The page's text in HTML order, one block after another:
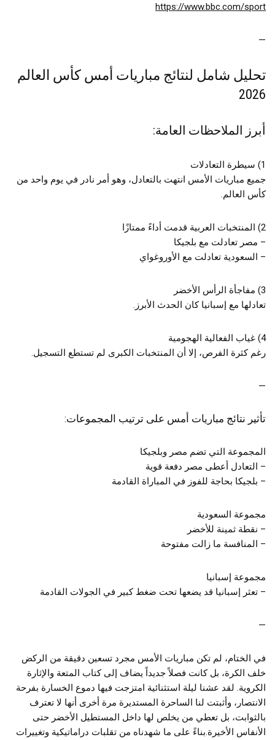
https://www.bbc.com/sport
—
تحليل شامل لنتائج مباريات أمس كأس العالم
2026
أبرز الملاحظات العامة:
1) سيطرة التعادلات
جميع مباريات الأمس انتهت بالتعادل، وهو أمر نادر في يوم واحد من
كأس العالم.
2) المنتخبات العربية قدمت أداءً ممتازًا
– مصر تعادلت مع بلجيكا
– السعودية تعادلت مع الأوروغواي
3) مفاجأة الرأس الأخضر
تعادلها مع إسبانيا كان الحدث الأبرز.
4) غياب الفعالية الهجومية
رغم كثرة الفرص، إلا أن المنتخبات الكبرى لم تستطع التسجيل.
—
تأثير نتائج مباريات أمس على ترتيب المجموعات:
المجموعة التي تضم مصر وبلجيكا
– التعادل أعطى مصر دفعة قوية
– بلجيكا بحاجة للفوز في المباراة القادمة
مجموعة السعودية
– نقطة ثمينة للأخضر
– المنافسة ما زالت مفتوحة
مجموعة إسبانيا
– تعثر إسبانيا قد يضعها تحت ضغط كبير في الجولات القادمة
—
في الختام، لم تكن مباريات الأمس مجرد تسعين دقيقة من الركض
خلف الكرة، بل كانت فصلاً جديداً يضاف إلى كتاب المتعة والإثارة
الكروية. لقد عشنا ليلة استثنائية امتزجت فيها دموع الخسارة بفرحة
الانتصار، وأثبتت لنا الساحرة المستديرة مرة أخرى أنها لا تعترف
بالثوابت، بل تعطي من يخلص لها داخل المستطيل الأخضر حتى
الأنفاس الأخيرة.بناءً على ما شهدناه من تقلبات دراماتيكية وتغييرات